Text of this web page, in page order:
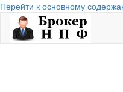
Перейти к основному